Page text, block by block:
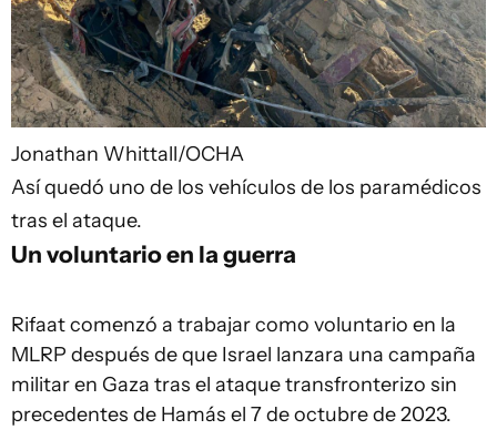
Jonathan Whittall/OCHA
Así quedó uno de los vehículos de los paramédicos
tras el ataque.
Un voluntario en la guerra
Rifaat comenzó a trabajar como voluntario en la
MLRP después de que Israel lanzara una campaña
militar en Gaza tras el ataque transfronterizo sin
precedentes de Hamás el 7 de octubre de 2023.